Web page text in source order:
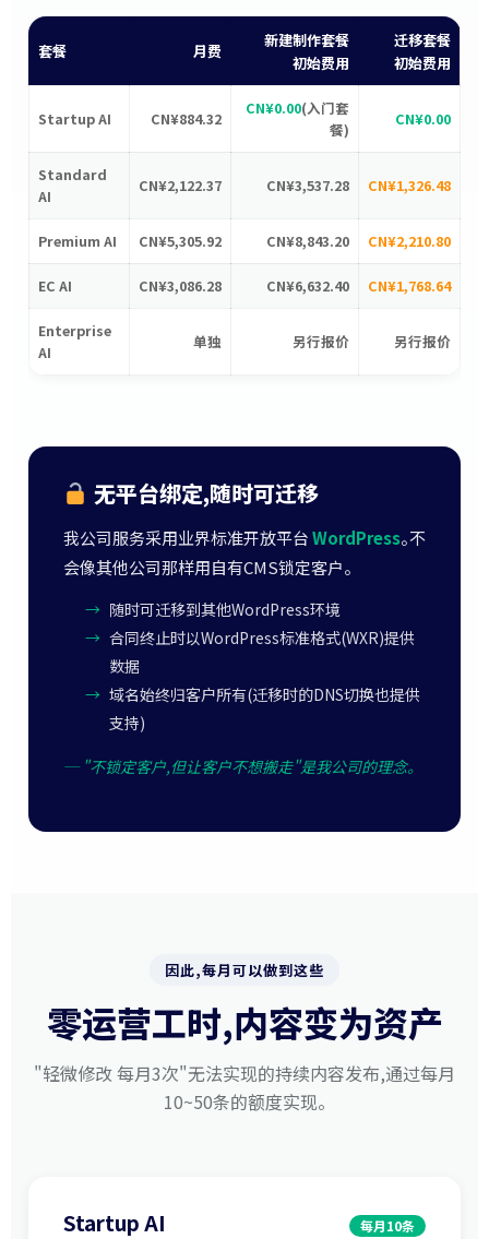
套餐 月费
新建制作套餐
初始费用
迁移套餐
初始费用
Startup AI CN¥884.32
CN¥0.00(入门套
餐)
CN¥0.00
Standard
AI
CN¥2,122.37 CN¥3,537.28 CN¥1,326.48
Premium AI CN¥5,305.92 CN¥8,843.20 CN¥2,210.80
EC AI CN¥3,086.28 CN¥6,632.40 CN¥1,768.64
Enterprise
AI
单独 另行报价 另行报价
无平台绑定,随时可迁移
我公司服务采用业界标准开放平台WordPress。不
会像其他公司那样用自有CMS锁定客户。
→ 随时可迁移到其他WordPress环境
→ 合同终止时以WordPress标准格式(WXR)提供
数据
→ 域名始终归客户所有(迁移时的DNS切换也提供
支持)
─ "不锁定客户,但让客户不想搬走"是我公司的理念。
因此,每月可以做到这些
零运营工时,内容变为资产
"轻微修改 每月3次"无法实现的持续内容发布,通过每月
10~50条的额度实现。
Startup AI 每月10条